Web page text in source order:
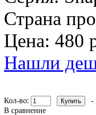
Страна
Цена: 480
Нашли
Кол-во: -
В сравнение